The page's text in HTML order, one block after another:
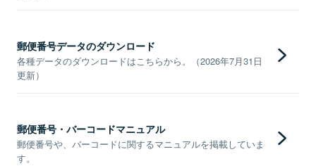
郵便番号データのダウンロード
各種データのダウンロードはこちらから。（2026年7月31日
更新）
郵便番号・バーコードマニュアル
郵便番号や、バーコードに関するマニュアルを掲載していま
す。